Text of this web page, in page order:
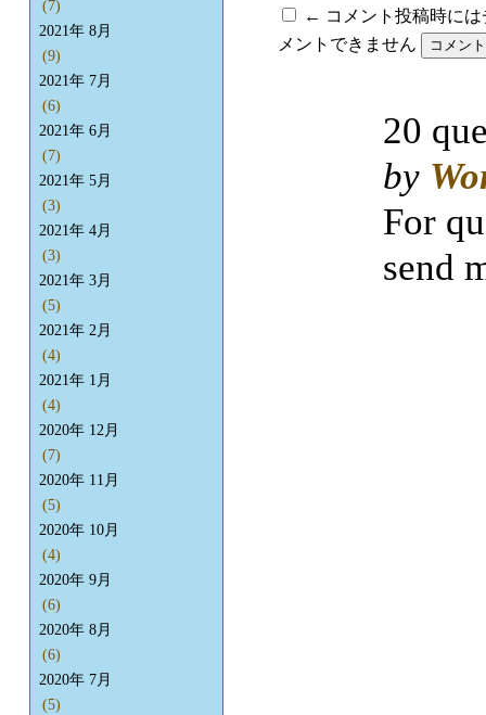
← コメント投稿時に
メントできません
(7)
2021年 8月
(9)
2021年 7月
(6)
2021年 6月
(7)
2021年 5月
(3)
2021年 4月
(3)
2021年 3月
(5)
2021年 2月
(4)
2021年 1月
(4)
2020年 12月
(7)
2020年 11月
(5)
2020年 10月
(4)
2020年 9月
(6)
2020年 8月
(6)
2020年 7月
(5)
20
by
For
send